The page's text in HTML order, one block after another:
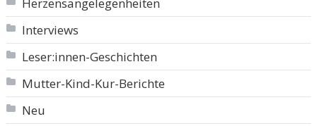
Interviews
Leser:innen-Geschichten
Mutter-Kind-Kur-Berichte
Neu